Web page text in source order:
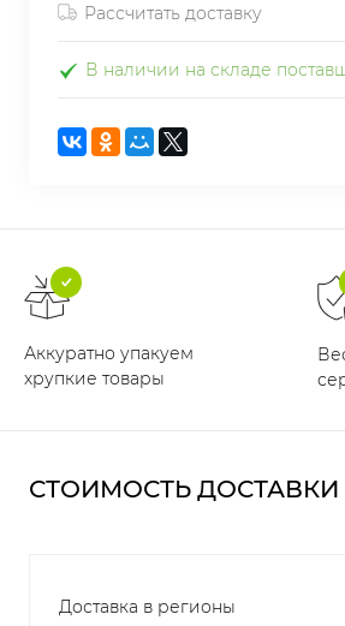
Рассчитать доставку
В наличии на складе
Аккуратно упакуем
хрупкие товары
СТОИМОСТЬ ДОСТАВКИ
Доставка в регионы